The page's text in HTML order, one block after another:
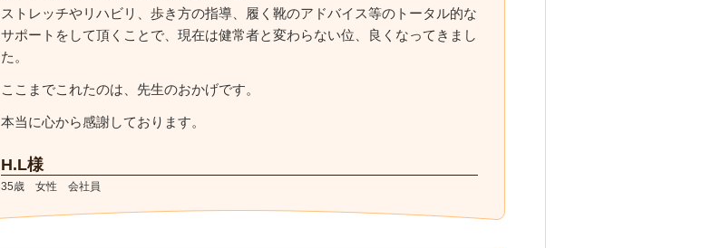
ストレッチやリハビリ、歩き方の指導、履く靴のアドバイス等のトータル的な
サポートをして頂くことで、現在は健常者と変わらない位、良くなってきまし
た。
ここまでこれたのは、先生のおかげです。
本当に心から感謝しております。
H.L様
35歳 女性 会社員